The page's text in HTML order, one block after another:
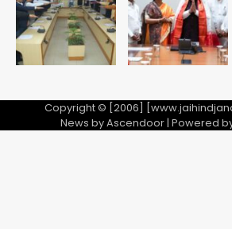
Copyright © [2006]
News byAscendoor| Powered